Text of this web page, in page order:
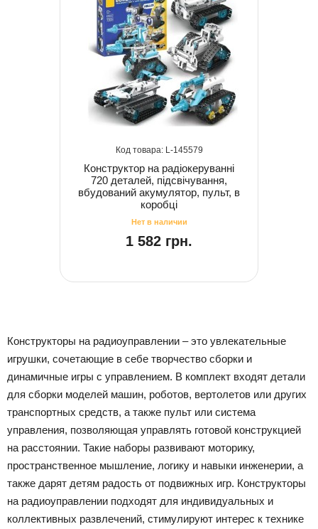
145579
Конструктор на радіокеруванні
720 деталей, підсвічування,
вбудований акумулятор, пульт, в
коробці
1 582 грн.
Конструкторы на радиоуправлении – это увлекательные
игрушки, сочетающие в себе творчество сборки и
динамичные игры с управлением. В комплект входят детали
для сборки моделей машин, роботов, вертолетов или других
транспортных средств, а также пульт или система
управления, позволяющая управлять готовой конструкцией
на расстоянии. Такие наборы развивают моторику,
пространственное мышление, логику и навыки инженерии, а
также дарят детям радость от подвижных игр. Конструкторы
на радиоуправлении подходят для индивидуальных и
коллективных развлечений, стимулируют интерес к технике